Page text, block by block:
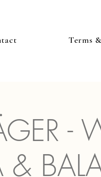
Terms
-
&